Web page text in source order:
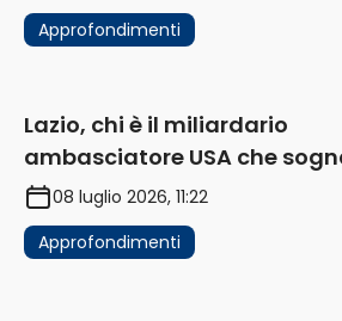
Approfondimenti
Lazio, chi è il miliardario
ambasciatore USA che
di acquistare un club in Italia
08 luglio 2026, 11:22
Approfondimenti